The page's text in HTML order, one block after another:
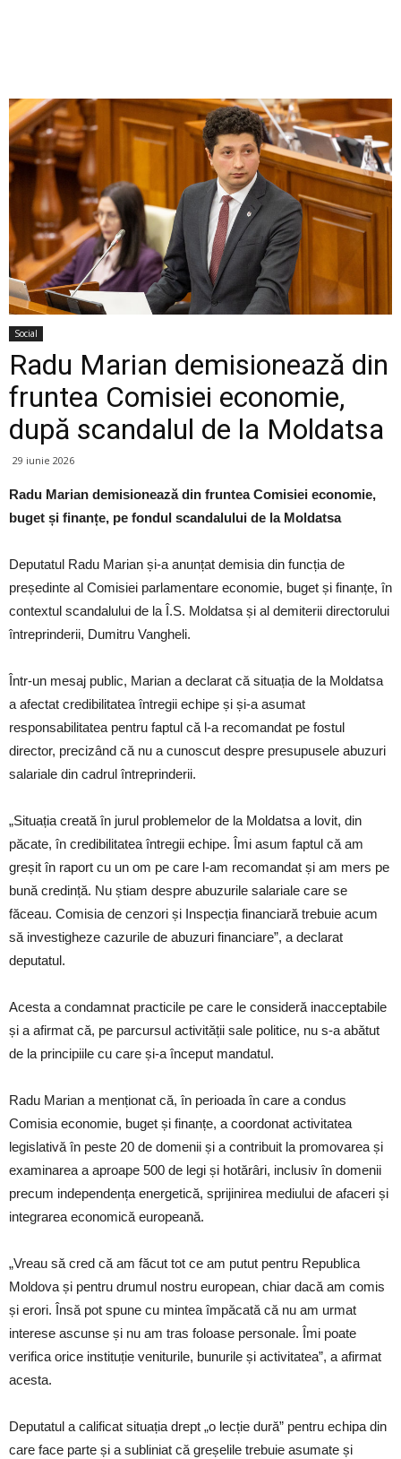
Social
Radu Marian demisionează din
fruntea Comisiei economie,
după scandalul de la Moldatsa
29 iunie 2026
Radu Marian demisionează din fruntea Comisiei economie,
buget și finanțe, pe fondul scandalului de la Moldatsa
Deputatul Radu Marian și-a anunțat demisia din funcția de
președinte al Comisiei parlamentare economie, buget și finanțe, în
contextul scandalului de la Î.S. Moldatsa și al demiterii directorului
întreprinderii, Dumitru Vangheli.
Într-un mesaj public, Marian a declarat că situația de la Moldatsa
a afectat credibilitatea întregii echipe și și-a asumat
responsabilitatea pentru faptul că l-a recomandat pe fostul
director, precizând că nu a cunoscut despre presupusele abuzuri
salariale din cadrul întreprinderii.
„Situația creată în jurul problemelor de la Moldatsa a lovit, din
păcate, în credibilitatea întregii echipe. Îmi asum faptul că am
greșit în raport cu un om pe care l-am recomandat și am mers pe
bună credință. Nu știam despre abuzurile salariale care se
făceau. Comisia de cenzori și Inspecția financiară trebuie acum
să investigheze cazurile de abuzuri financiare”, a declarat
deputatul.
Acesta a condamnat practicile pe care le consideră inacceptabile
și a afirmat că, pe parcursul activității sale politice, nu s-a abătut
de la principiile cu care și-a început mandatul.
Radu Marian a menționat că, în perioada în care a condus
Comisia economie, buget și finanțe, a coordonat activitatea
legislativă în peste 20 de domenii și a contribuit la promovarea și
examinarea a aproape 500 de legi și hotărâri, inclusiv în domenii
precum independența energetică, sprijinirea mediului de afaceri și
integrarea economică europeană.
„Vreau să cred că am făcut tot ce am putut pentru Republica
Moldova și pentru drumul nostru european, chiar dacă am comis
și erori. Însă pot spune cu mintea împăcată că nu am urmat
interese ascunse și nu am tras foloase personale. Îmi poate
verifica orice instituție veniturile, bunurile și activitatea”, a afirmat
acesta.
Deputatul a calificat situația drept „o lecție dură” pentru echipa din
care face parte și a subliniat că greșelile trebuie asumate și